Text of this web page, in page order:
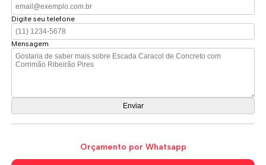
Digite seu telefone
Mensagem
Orçamento por Whatsapp